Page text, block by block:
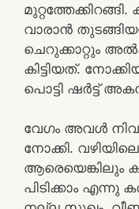
വാരാൻ
ചെറുക്കാറ്റും
കിട്ടിയത്.
പൊട്ടി ഷർട്ട്‌
വേഗം അവൾ
നോക്കി.
ആരെയെങ്കിലും
പിടിക്കാം എന്നു